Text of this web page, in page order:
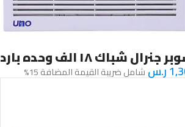
شباك ١٨ الف وحده بارد
ر.س شامل ضريبة القيمة المضافة 15%